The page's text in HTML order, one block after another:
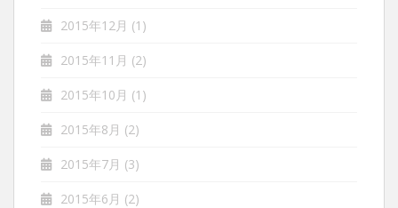
2015年12月 (1)
2015年11月 (2)
2015年10月 (1)
2015年8月 (2)
2015年7月 (3)
2015年6月 (2)